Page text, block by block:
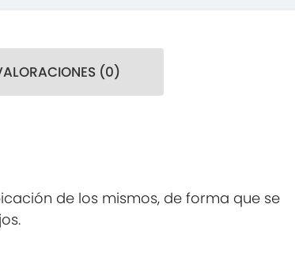
(0)
de los mismos, de forma que se